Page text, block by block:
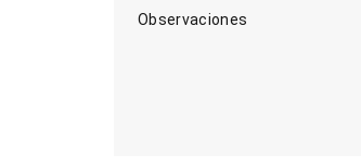
Observaciones